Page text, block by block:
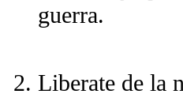
guerra.
Liberate de la